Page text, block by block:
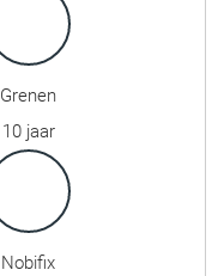
Grenen
10 jaar
Nobifix